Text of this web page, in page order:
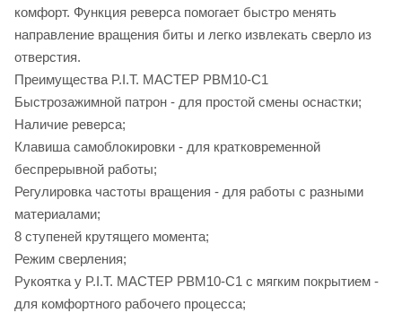
комфорт. Функция реверса помогает быстро менять
направление вращения биты и легко извлекать сверло из
отверстия.
Преимущества P.I.T. МАСТЕР PBM10-C1
Быстрозажимной патрон - для простой смены оснастки;
Наличие реверса;
Клавиша самоблокировки - для кратковременной
беспрерывной работы;
Регулировка частоты вращения - для работы с разными
материалами;
8 ступеней крутящего момента;
Режим сверления;
Рукоятка у P.I.T. МАСТЕР PBM10-C1 с мягким покрытием -
для комфортного рабочего процесса;